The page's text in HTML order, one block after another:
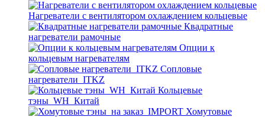
Нагреватели с вентилятором охлаждением кольцевые
Квадратные
нагреватели рамочные
Опции к
кольцевым нагревателям
Cопловые
нагреватели_ITKZ
Кольцевые
тэны_WH_Китай
Хомутовые